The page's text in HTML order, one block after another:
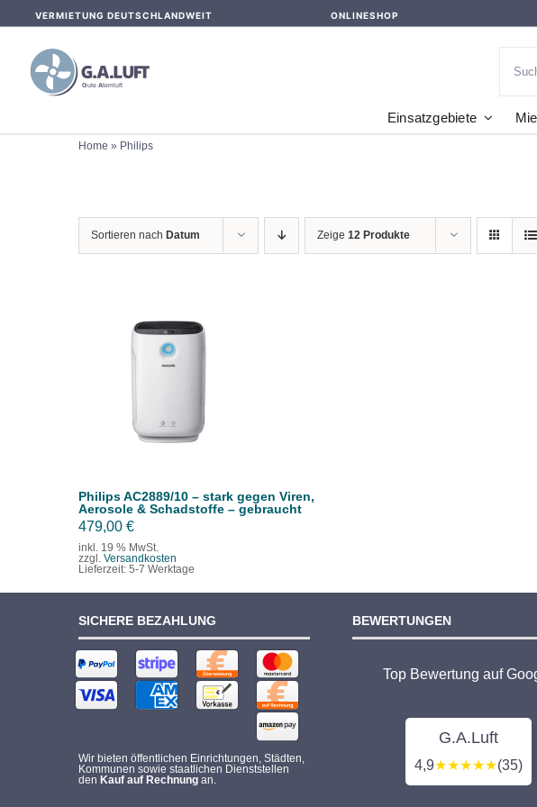
content
VERMIETUNG DEUTSCHLANDWEIT ONLINESHOP
nach:
Einsatzgebiete
Home » Philips
Sortieren nach Datum Zeige 12 Produkte
Philips AC2889/10 – stark gegen Viren,
Aerosole & Schadstoffe – gebraucht
479,00 €
inkl. 19 % MwSt.
zzgl. Versandkosten
Lieferzeit: 5-7 Werktage
SICHERE BEZAHLUNG
Wir bieten öffentlichen Einrichtungen, Städten,
Kommunen sowie staatlichen Dienststellen
den Kauf auf Rechnungan.
BEWERTUNGEN
Top Bewertung auf
G.A.Luft
4,9★★★★★(35)